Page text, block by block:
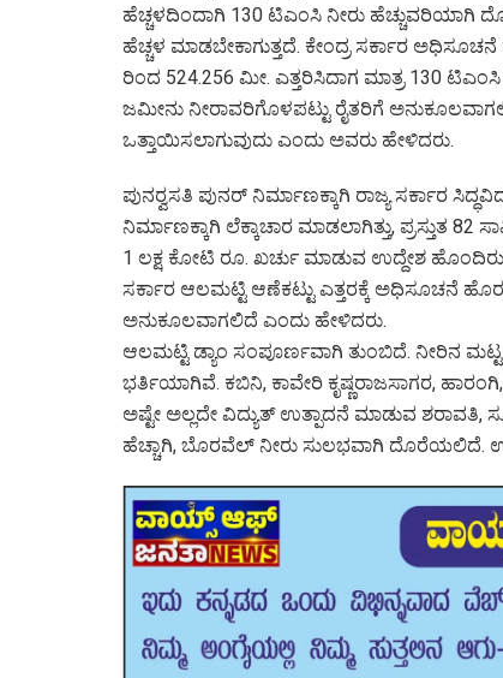
ಹೆಚ್ಚಳದಿಂದಾಗಿ 130 ಟಿಎಂಸಿ ನೀರು ಹೆಚ್ಚುವರಿಯಾಗಿ
ಹೆಚ್ಚಳ ಮಾಡಬೇಕಾಗುತ್ತದೆ. ಕೇಂದ್ರ ಸರ್ಕಾರ
ರಿಂದ 524.256 ಮೀ. ಎತ್ತರಿಸಿದಾಗ ಮಾತ್ರ 130
ಜಮೀನು ನೀರಾವರಿಗೊಳಪಟ್ಟು ರೈತರಿಗೆ
ಒತ್ತಾಯಿಸಲಾಗುವುದು ಎಂದು ಅವರು ಹೇಳಿದರು.
ಪುನರ್‍ವಸತಿ ಪುನರ್ ನಿರ್ಮಾಣಕ್ಕಾಗಿ ರಾಜ್ಯ ಸರ್ಕಾರ
ನಿರ್ಮಾಣಕ್ಕಾಗಿ ಲೆಕ್ಕಾಚಾರ ಮಾಡಲಾಗಿತ್ತು, ಪ್ರಸ್ತುತ
1 ಲಕ್ಷ ಕೋಟಿ ರೂ. ಖರ್ಚು ಮಾಡುವ ಉದ್ದೇಶ
ಸರ್ಕಾರ ಆಲಮಟ್ಟಿ ಆಣೆಕಟ್ಟು ಎತ್ತರಕ್ಕೆ ಅಧಿಸೂಚನೆ
ಅನುಕೂಲವಾಗಲಿದೆ ಎಂದು ಹೇಳಿದರು.
ಆಲಮಟ್ಟಿ ಡ್ಯಾಂ ಸಂಪೂರ್ಣವಾಗಿ ತುಂಬಿದೆ. ನೀರಿನ
ಭರ್ತಿಯಾಗಿವೆ. ಕಬಿನಿ, ಕಾವೇರಿ ಕೃಷ್ಣರಾಜಸಾಗರ,
ಅಷ್ಟೇ ಅಲ್ಲದೇ ವಿದ್ಯುತ್ ಉತ್ಪಾದನೆ ಮಾಡುವ
ಹೆಚ್ಚಾಗಿ, ಬೊರವೆಲ್ ನೀರು ಸುಲಭವಾಗಿ